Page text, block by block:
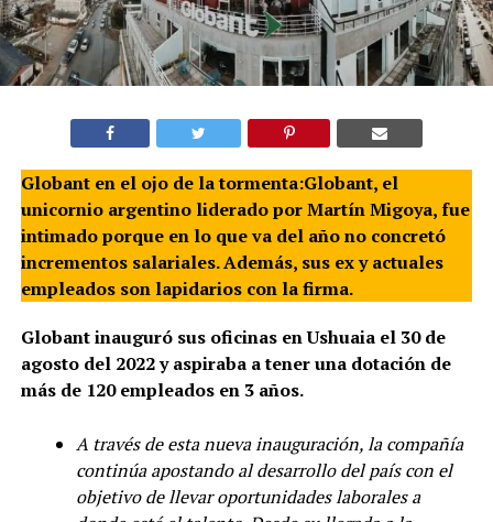
Globant en el ojo de la tormenta:Globant, el
unicornio argentino liderado por Martín Migoya, fue
intimado porque en lo que va del año no concretó
incrementos salariales. Además, sus ex y actuales
empleados son lapidarios con la firma.
Globant inauguró sus oficinas en Ushuaia el 30 de
agosto del 2022 y aspiraba a tener una dotación de
más de 120 empleados en 3 años.
A través de esta nueva inauguración, la compañía
continúa apostando al desarrollo del país con el
objetivo de llevar oportunidades laborales a